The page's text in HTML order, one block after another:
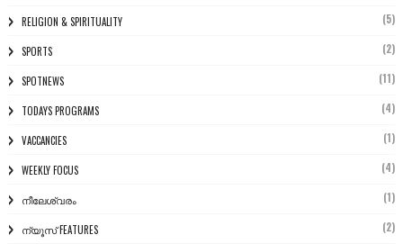
RELIGION & SPIRITUALITY (5)
SPORTS (2)
SPOTNEWS (11)
TODAYS PROGRAMS (4)
VACCANCIES (1)
WEEKLY FOCUS (4)
നീലേശ്വരം (1)
ന്യൂസ് FEATURES (2)